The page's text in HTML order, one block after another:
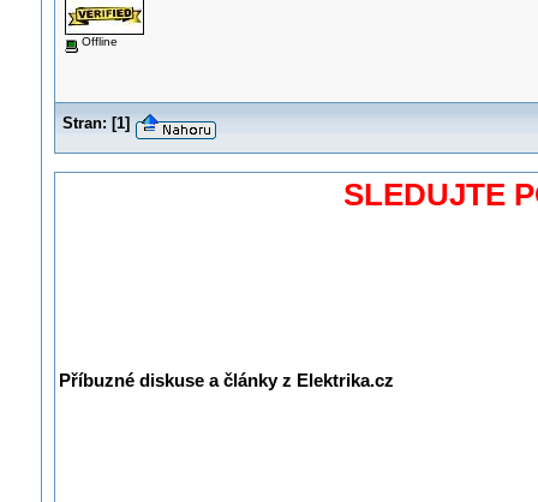
Offline
Stran: [1]
SLEDUJTE
Příbuzné diskuse a články z Elektrika.cz